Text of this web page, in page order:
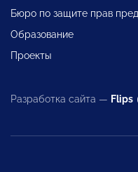
Бюро по защите прав
Образование
Проекты
Разработка сайта — Flips